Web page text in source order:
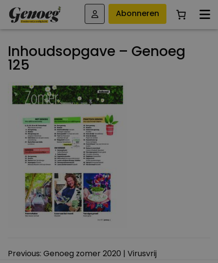
Abonneren
Inhoudsopgave – Genoeg
125
Bericht
Previous: Genoeg zomer 2020 | Virusvrij